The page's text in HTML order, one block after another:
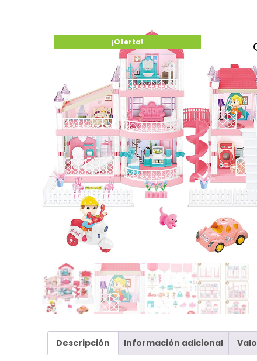
¡Oferta!
Descripción Información adicional